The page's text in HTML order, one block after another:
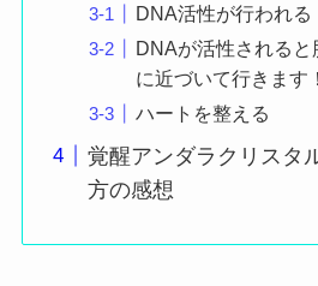
DNA活性が行われる
DNAが活性される
に近づいて行きます！
ハートを整える
覚醒アンダラクリスタ
方の感想